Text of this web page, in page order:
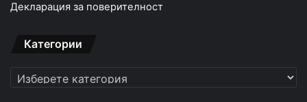
Декларация за поверителност
Категории
Категории